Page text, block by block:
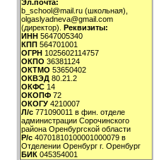
Эл.почта:
b_school@mail.ru (школьная),
olgaslyadneva@gmail.com
(директор). Реквизиты:
ИНН 5647005340
КПП 564701001
ОГРН 1025602114757
ОКПО 36381124
ОКТМО 53650402
ОКВЭД 80.21.2
ОКФС 14
ОКОПФ 72
ОКОГУ 4210007
Л/с 771090011 в фин. отделе
администрации Сорочинского
района Оренбургской области
Р/с 40701810100001000079 в
Отделении Оренбург г. Оренбург
БИК 045354001